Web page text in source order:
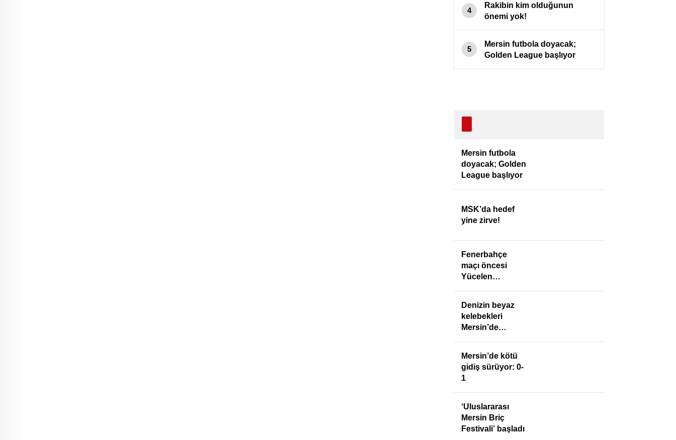
4
Rakibin kim olduğunun
önemi yok!
5
Mersin futbola doyacak;
Golden League başlıyor
Mersin futbola
doyacak; Golden
League başlıyor
MSK’da hedef
yine zirve!
Fenerbahçe
maçı öncesi
Yücelen
Denizin beyaz
kelebekleri
Mersin’de
Mersin’de kötü
gidiş sürüyor: 0-
1
‘Uluslararası
Mersin Briç
Festivali’ başladı